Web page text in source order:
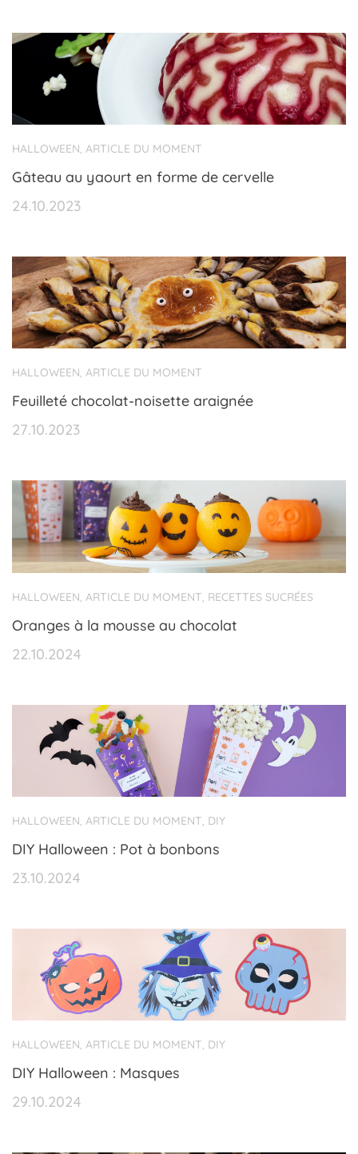
HALLOWEEN, ARTICLE DU MOMENT
Gâteau au yaourt en forme de cervelle
24.10.2023
HALLOWEEN, ARTICLE DU MOMENT
Feuilleté chocolat-noisette araignée
27.10.2023
HALLOWEEN ARTICLE DU MOMENT RECETTES SUCRÉES
Oranges à la mousse au chocolat
22.10.2024
HALLOWEEN ARTICLE DU MOMENT DIY
DIY Halloween : Pot à bonbons
23.10.2024
HALLOWEEN ARTICLE DU MOMENT DIY
DIY Halloween : Masques
29.10.2024